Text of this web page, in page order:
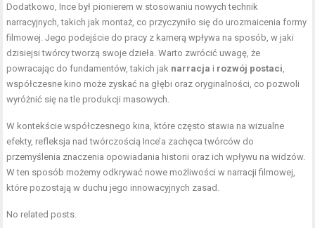
Dodatkowo, Ince był pionierem w stosowaniu nowych technik
narracyjnych, takich jak montaż, co przyczyniło się do urozmaicenia formy
filmowej. Jego podejście do pracy z kamerą wpływa na sposób, w jaki
dzisiejsi twórcy tworzą swoje dzieła. Warto zwrócić uwagę, że
powracając do fundamentów, takich jak narracja i rozwój postaci
współczesne kino może zyskać na głębi oraz oryginalności, co pozwoli
wyróżnić się na tle produkcji masowych.
W kontekście współczesnego kina, które często stawia na wizualne
efekty, refleksja nad twórczością Ince’a zachęca twórców do
przemyślenia znaczenia opowiadania historii oraz ich wpływu na widzów.
W ten sposób możemy odkrywać nowe możliwości w narracji filmowej,
które pozostają w duchu jego innowacyjnych zasad.
No related posts.